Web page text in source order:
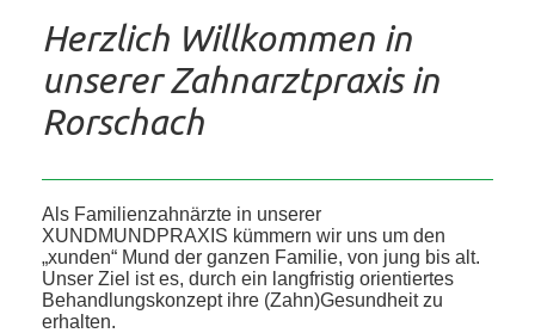
Herzlich Willkommen in
unserer Zahnarztpraxis in
Rorschach
Als Familienzahnärzte in unserer
XUNDMUNDPRAXIS kümmern wir uns um den
„xunden“ Mund der ganzen Familie, von jung bis alt.
Unser Ziel ist es, durch ein langfristig orientiertes
Behandlungskonzept ihre (Zahn)Gesundheit zu
erhalten.